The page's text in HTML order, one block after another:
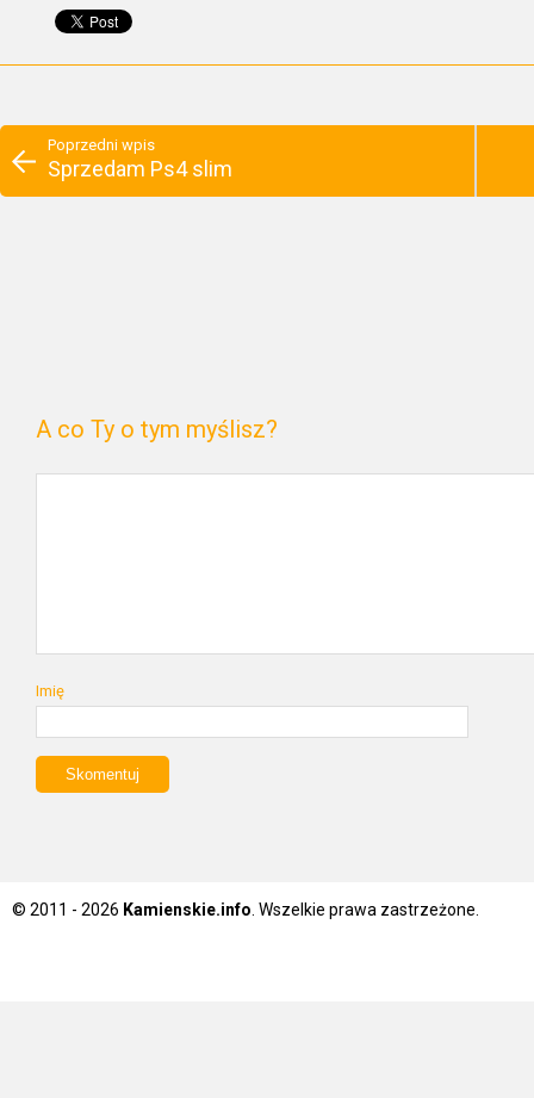
Poprzedni wpis
Sprzedam Ps4 slim
A co Ty o tym myślisz?
Imię
© 2011 - 2026 Kamienskie.info . Wszelkie prawa zastrzeżone.